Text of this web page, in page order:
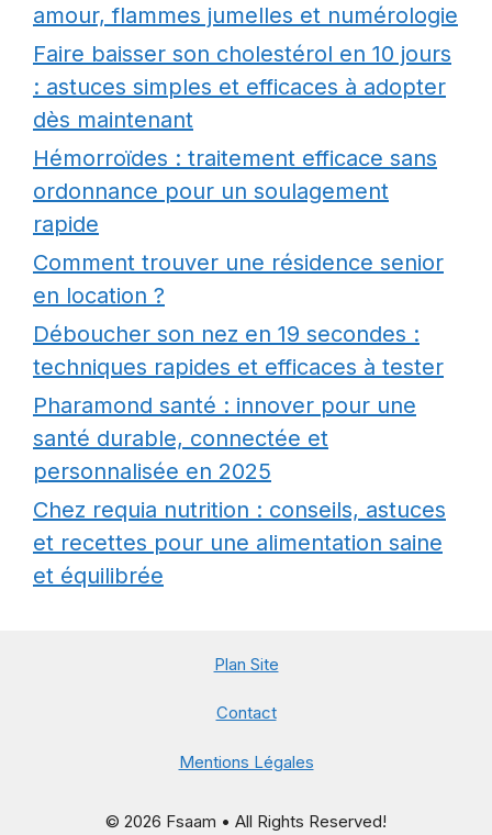
amour, flammes jumelles et numérologie
Faire baisser son cholestérol en 10 jours
: astuces simples et efficaces à adopter
dès maintenant
Hémorroïdes : traitement efficace sans
ordonnance pour un soulagement
rapide
Comment trouver une résidence senior
en location ?
Déboucher son nez en 19 secondes :
techniques rapides et efficaces à tester
Pharamond santé : innover pour une
santé durable, connectée et
personnalisée en 2025
Chez requia nutrition : conseils, astuces
et recettes pour une alimentation saine
et équilibrée
Plan Site
Contact
Mentions Légales
© 2026 Fsaam • All Rights Reserved!